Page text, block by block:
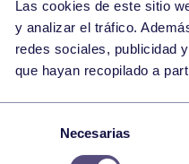
Las cookies de este sitio
y analizar el tráfico.
redes sociales, publicidad
que hayan recopilado a
consentimiento
Necesarias